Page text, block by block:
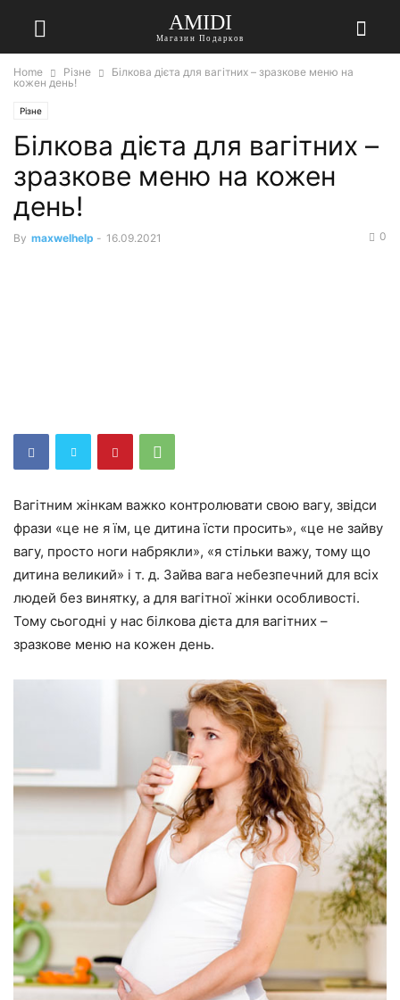
AMIDI
Магазин Подарков
Home Різне
Білкова дієта для вагітних – зразкове меню на
кожен день!
Різне
Білкова дієта для вагітних –
зразкове меню на кожен
день!
By maxwelhelp - 16.09.2021 0
Вагітним жінкам важко контролювати свою вагу, звідси
фрази «це не я їм, це дитина їсти просить», «це не зайву
вагу, просто ноги набрякли», «я стільки важу, тому що
дитина великий» і т. д. Зайва вага небезпечний для всіх
людей без винятку, а для вагітної жінки особливості.
Тому сьогодні у нас білкова дієта для вагітних –
зразкове меню на кожен день.